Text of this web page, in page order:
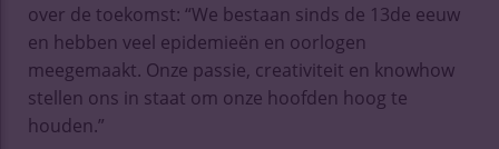
over de toekomst: “We bestaan sinds de 13de eeuw
en hebben veel epidemieën en oorlogen
meegemaakt. Onze passie, creativiteit en knowhow
stellen ons in staat om onze hoofden hoog te
houden.”